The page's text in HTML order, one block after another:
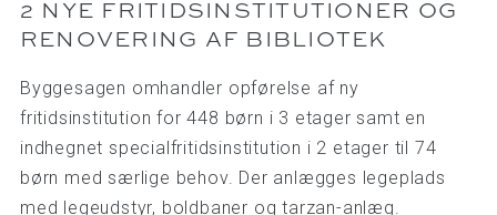
2 NYE FRITIDSINSTITUTIONER OG
RENOVERING AF BIBLIOTEK
Byggesagen omhandler opførelse af ny
fritidsinstitution for 448 børn i 3 etager samt en
indhegnet specialfritidsinstitution i 2 etager til 74
børn med særlige behov. Der anlægges legeplads
med legeudstyr, boldbaner og tarzan-anlæg.